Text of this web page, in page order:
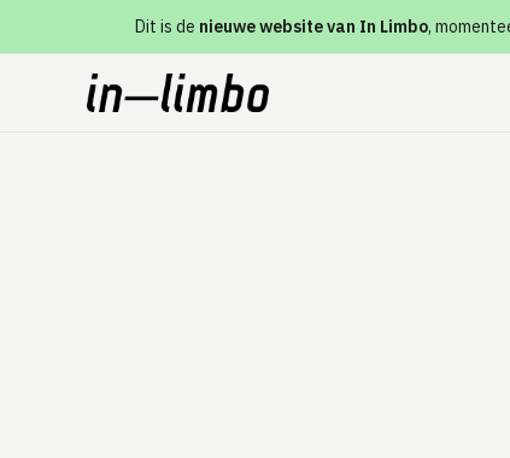
Dit is de nieuwe website van In Limbo,